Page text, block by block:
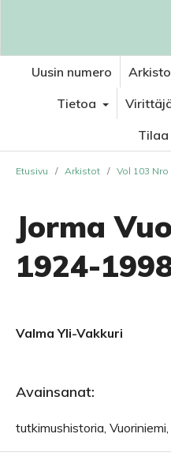
Uusin numero
Tietoa
Etusivu / Arkistot / Vol 103 Nro
Jorma
1924-
Valma Yli-Vakkuri
Avainsanat:
tutkimushistoria, Vuoriniemi,